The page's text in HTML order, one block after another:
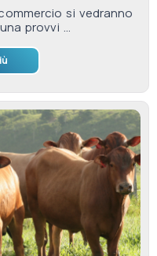
si vedranno
provvi ...